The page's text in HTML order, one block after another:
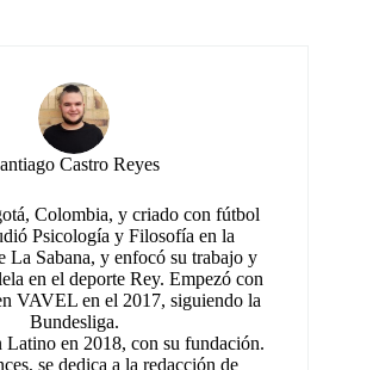
Castro Reyes
Colombia, y criado con fútbol
Psicología y Filosofía en la
La Sabana, y enfocó su trabajo y
en el deporte Rey. Empezó con
VAVEL en el 2017, siguiendo la
Bundesliga.
Latino en 2018, con su fundación.
se dedica a la redacción de